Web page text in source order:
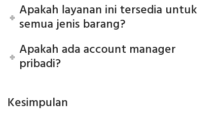
Apakah layanan ini tersedia untuk
semua jenis barang?
Apakah ada account manager
pribadi?
Kesimpulan